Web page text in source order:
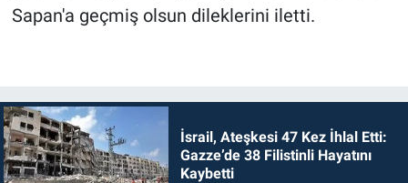
Sapan'a geçmiş olsun dileklerini iletti.
İsrail, Ateşkesi 47 Kez İhlal Etti:
Gazze’de 38 Filistinli Hayatını
Kaybetti